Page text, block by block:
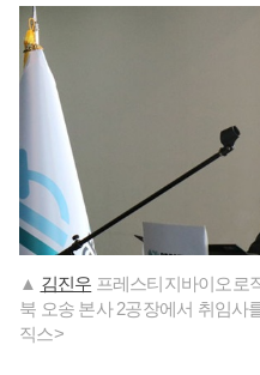
▲ 김진우 프레스티지바이오로
북 오송 본사 2공장에서 취임사
직스>